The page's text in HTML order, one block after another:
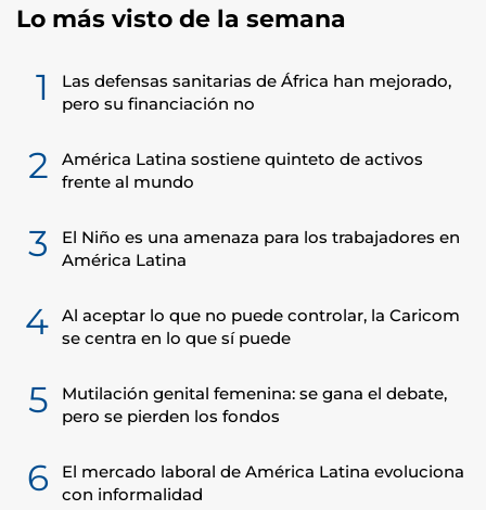
Lo más visto de la semana
1
Las defensas sanitarias de África han mejorado,
pero su financiación no
2
América Latina sostiene quinteto de activos
frente al mundo
3
El Niño es una amenaza para los trabajadores en
América Latina
4
Al aceptar lo que no puede controlar, la Caricom
se centra en lo que sí puede
5
Mutilación genital femenina: se gana el debate,
pero se pierden los fondos
6
El mercado laboral de América Latina evoluciona
con informalidad